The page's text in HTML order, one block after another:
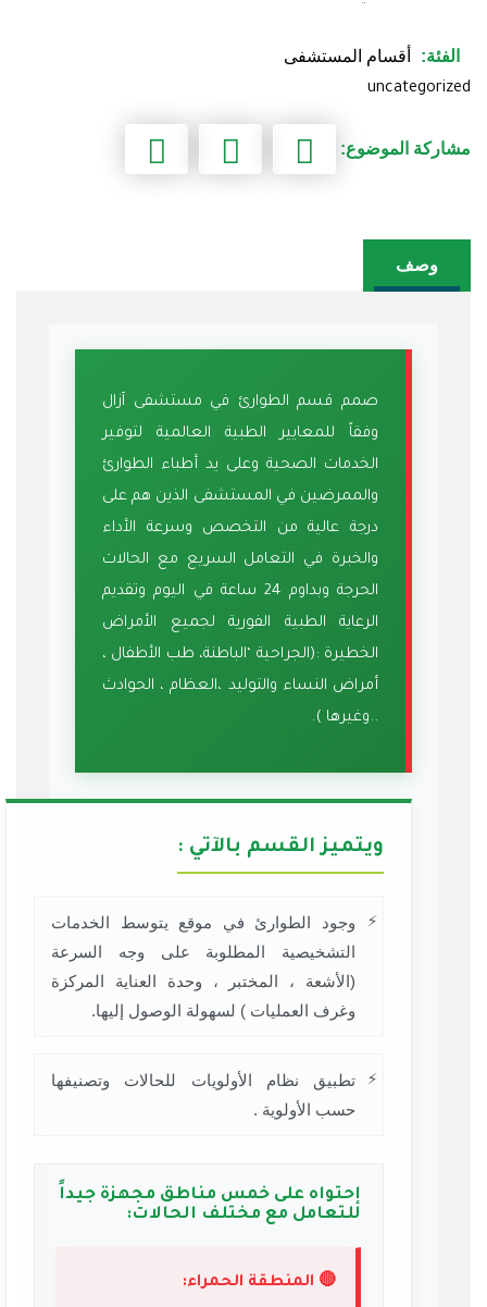
الفئة: أقسام المستشفى
uncategorized
مشاركة الموضوع:
وصف
صمم قسم الطوارئ في مستشفى آزال
وفقاً للمعايير الطبية العالمية لتوفير
الخدمات الصحية وعلى يد أطباء الطوارئ
والممرضين في المستشفى الذين هم على
درجة عالية من التخصص وسرعة الأداء
والخبرة في التعامل السريع مع الحالات
الحرجة وبداوم 24 ساعة في اليوم وتقديم
الرعاية الطبية الفورية لجميع الأمراض
الخطيرة :(الجراحية ‘الباطنة، طب الأطفال ،
أمراض النساء والتوليد ،العظام ، الحوادث
..وغيرها ).
ويتميز القسم بالآتي :
وجود الطوارئ في موقع يتوسط الخدمات
التشخيصية المطلوبة على وجه السرعة
(الأشعة ، المختبر ، وحدة العناية المركزة
وغرف العمليات ) لسهولة الوصول إليها.
تطبيق نظام الأولويات للحالات وتصنيفها
حسب الأولوية .
إحتواه على خمس مناطق مجهزة جيداً
للتعامل مع مختلف الحالات:
🔴 المنطقة الحمراء: